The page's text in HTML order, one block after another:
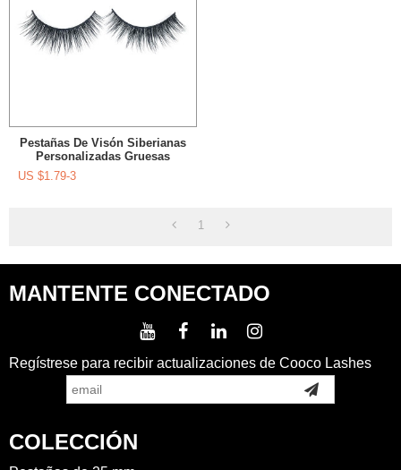
Pestañas De Visón Siberianas
Personalizadas Gruesas
Largas Hechas A Mano Con
Rizador De Pestañas
US $1.79-3
1
MANTENTE CONECTADO
Regístrese para recibir actualizaciones de Cooco Lashes
COLECCIÓN